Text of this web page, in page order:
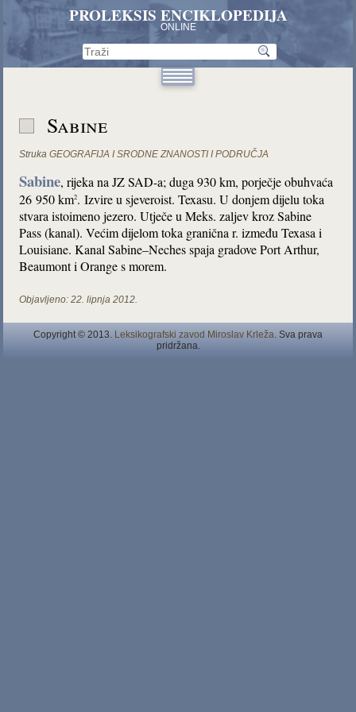
PROLEKSIS ENCIKLOPEDIJA
ONLINE
Sabine
Struka GEOGRAFIJA I SRODNE ZNANOSTI I PODRUČJA
Sabine, rijeka na JZ SAD-a; duga 930 km, porječje obuhvaća
26 950 km2. Izvire u sjeveroist. Texasu. U donjem dijelu toka
stvara istoimeno jezero. Utječe u Meks. zaljev kroz Sabine
Pass (kanal). Većim dijelom toka granična r. između Texasa i
Louisiane. Kanal Sabine–Neches spaja gradove Port Arthur,
Beaumont i Orange s morem.
Objavljeno: 22. lipnja 2012.
Copyright © 2013. Leksikografski zavod Miroslav Krleža. Sva prava
pridržana.